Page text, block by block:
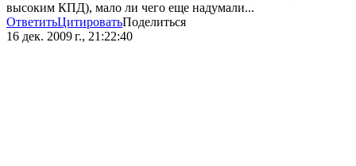
высоким КПД), мало ли чего еще надумали...
ОтветитьЦитироватьПоделиться
16 дек. 2009 г., 21:22:40